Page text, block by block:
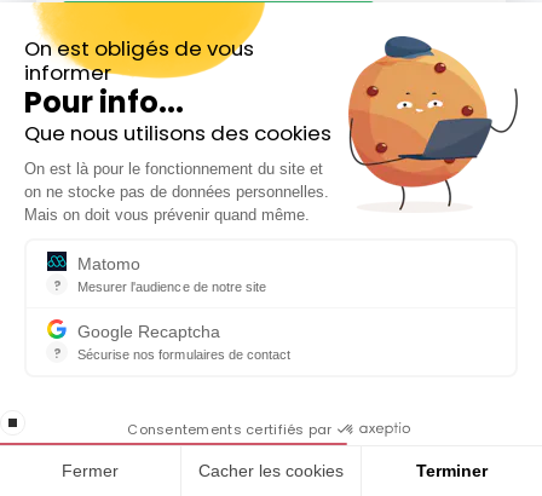
On est obligés de vous
informer
Pour info...
Que nous utilisons des cookies
On est là pour le fonctionnement du site et
on ne stocke pas de données personnelles.
Mais on doit vous prévenir quand même.
?
Matomo
Mesurer l'audience de notre site
?
Google Recaptcha
Sécurise nos formulaires de contact
stop loading Consentements certifiés par
Fermer Cacher les cookies Terminer
Télécharger les ebooks
Formez-vous
Notre formation
Vous voulez investir un capital mais vous ne
savez pas comment vous y prendre ?
pour vous lancer en Bourse.
Voir la formation
Inscrivez-vous gratuitement à
notre Newsletter hebdo
En cadeau notre ebook
politique de confidentialité de ce site